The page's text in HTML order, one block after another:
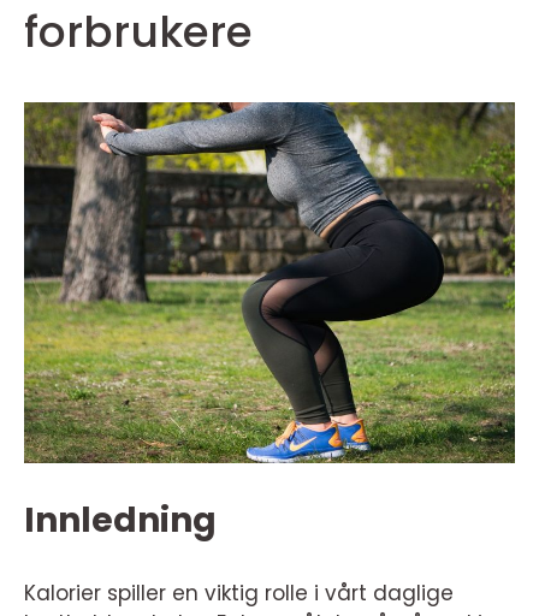
forbrukere
Innledning
Kalorier spiller en viktig rolle i vårt daglige